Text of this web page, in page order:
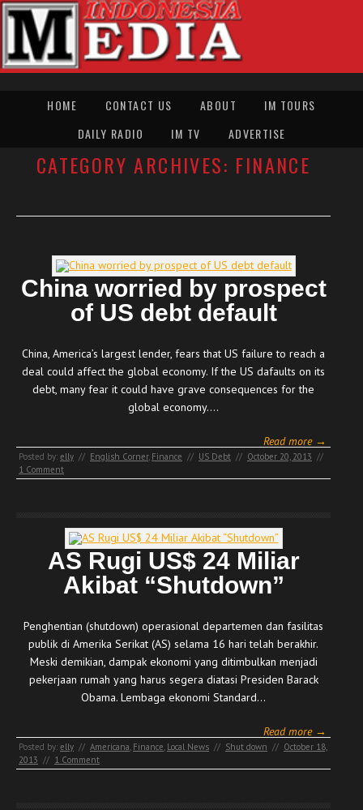
HOME CONTACT US ABOUT
IM TOURS
DAILY RADIO
IM TV ADVERTISE
CATEGORY ARCHIVES: FINANCE
China worried by prospect
of US debt default
China, America’s largest lender, fears that US failure to reach a
deal could affect the global economy. If the US dafaults on its
debt, many fear it could have grave consequences for the
global economy.…
Read more →
Posted by: elly // English Corner, Finance // US Debt // October 20, 2013 //
1 Comment
AS Rugi US$ 24 Miliar
Akibat “Shutdown”
Penghentian (shutdown) operasional departemen dan fasilitas
publik di Amerika Serikat (AS) selama 16 hari telah berakhir.
Meski demikian, dampak ekonomi yang ditimbulkan menjadi
pekerjaan rumah yang harus segera diatasi Presiden Barack
Obama. Lembaga ekonomi Standard…
Read more →
Posted by: elly // Americana Finance Local News // Shut down // October 18,
2013 // 1 Comment